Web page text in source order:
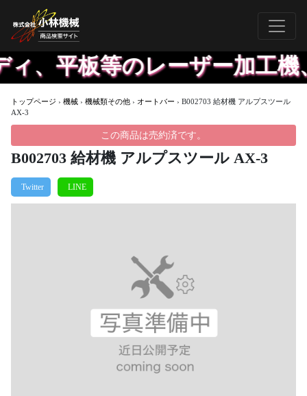
板等のレーザー加工機、
トップページ › 機械 › 機械類その他 › オートバー › B002703 給材機 アルプスツール
AX-3
この商品は売約済です。
B002703 給材機 アルプスツール AX-3